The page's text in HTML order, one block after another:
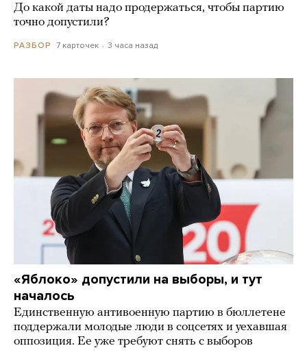
До какой даты надо продержаться, чтобы партию
точно допустили?
РАЗБОР 7 карточек 3 часа назад
«Яблоко» допустили на выборы, и тут
началось
Единственную антивоенную партию в бюллетене
поддержали молодые люди в соцсетях и уехавшая
оппозиция. Ее уже требуют снять с выборов